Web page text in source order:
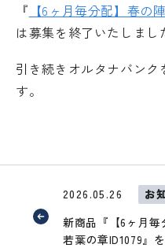
『 【6ヶ月毎分配】春の
は募集を終了いたしまし
引き続きオルタナバン
す。
2026.05.26
お
新商品『【6ヶ月
若葉の章ID1079』